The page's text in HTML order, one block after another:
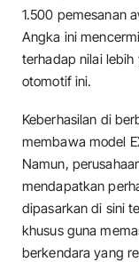
1.500 pemesanan
Angka ini
terhadap nilai
otomotif ini.
​Keberhasilan di
membawa model
Namun,
mendapatkan
dipasarkan di sini
khusus guna
berkendara yang